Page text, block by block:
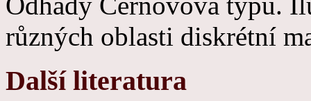
různých oblasti diskrétní
Další literatura